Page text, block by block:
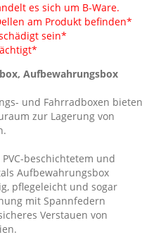
es sich um B-Ware.
am Produkt befinden*
sein*
Aufbewahrungsbox
und Fahrradboxen bieten
zur Lagerung von
beschichtetem und
Aufbewahrungsbox
pflegeleicht und sogar
mit Spannfedern
Verstauen von